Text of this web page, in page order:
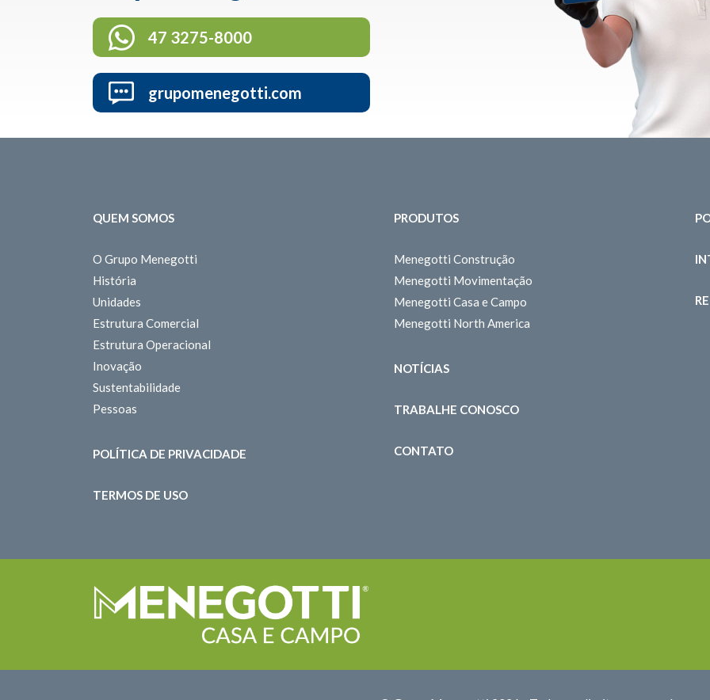
47 3275-8000
grupomenegotti.com
QUEM SOMOS
O Grupo Menegotti
História
Unidades
Estrutura Comercial
Estrutura Operacional
Inovação
Sustentabilidade
Pessoas
POLÍTICA DE PRIVACIDADE
TERMOS DE USO
PRODUTOS
Menegotti Construção
Menegotti Movimentação
Menegotti Casa e Campo
Menegotti North America
NOTÍCIAS
TRABALHE CONOSCO
CONTATO